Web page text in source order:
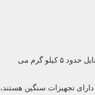
۲- وزن هر یک عدد تایل حدود ۱۵ کیلوگرم می باشد که فولاد مصرفی در هر تایل حدود ۵ کیلو گرم می
هایی که دارای تجهیزات سنگین هستند،